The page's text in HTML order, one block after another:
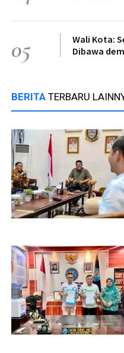
05
Wali Kota:
Dibawa
BERITA TERBARU